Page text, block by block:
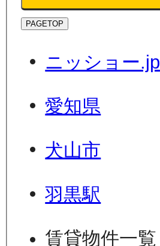
PAGETOP
ニッショー.jp
愛知県
犬山市
羽黒駅
賃貸物件一覧